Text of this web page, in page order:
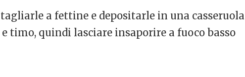
a fettine e depositarle in una casseruola
e timo, quindi lasciare insaporire a fuoco basso